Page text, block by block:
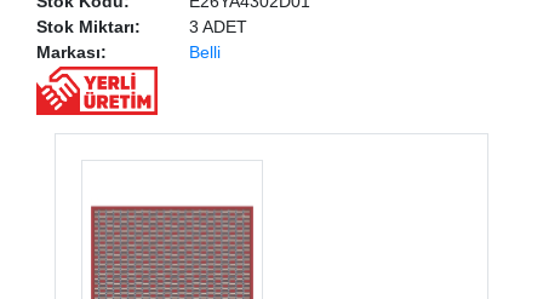
Stok Miktarı:
3 ADET
Markası:
Belli